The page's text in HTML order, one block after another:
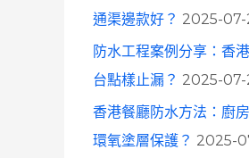
通渠邊款好？ 2025-07-
防水工程案例分享：香
台點樣止漏？ 2025-07-
香港餐廳防水方法：廚
環氧塗層保護？ 2025-